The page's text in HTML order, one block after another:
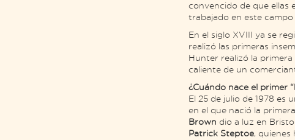
convencido de que ellas
trabajado en este campo
En el siglo XVIII ya se
realizó las primeras
Hunter realizó la
caliente de un
¿Cuándo nace el primer
El 25 de julio de 1978 es
en el que nació la
Brown dio a luz en
Patrick Steptoe,